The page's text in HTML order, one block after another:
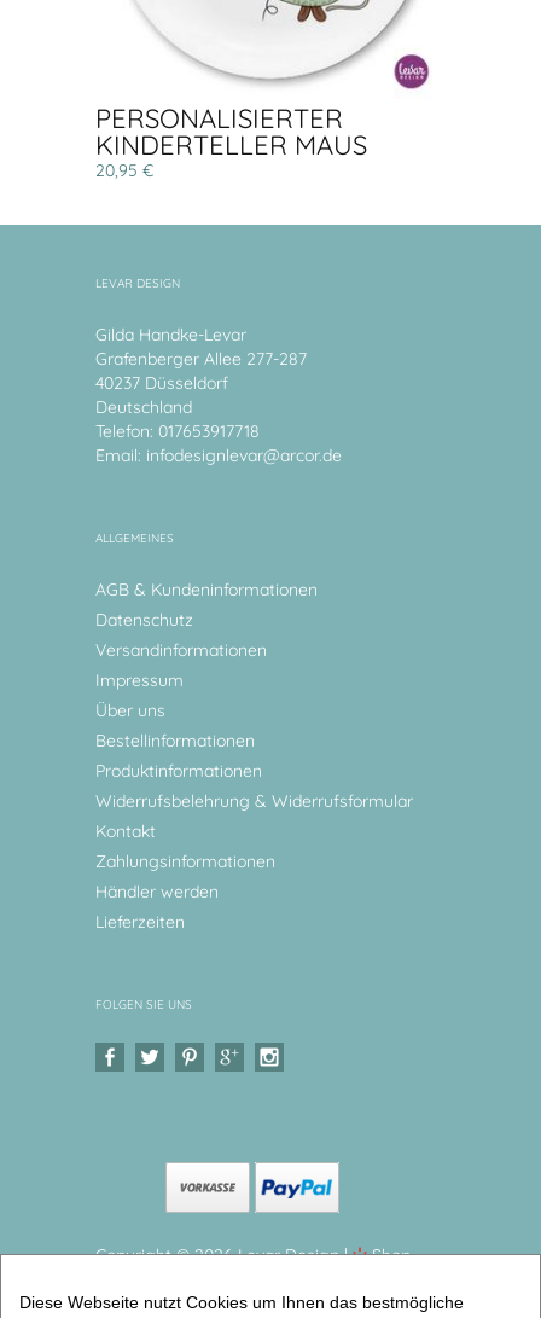
PERSONALISIERTER
KINDERTELLER MAUS
20,95 €
LEVAR DESIGN
Gilda Handke-Levar
Grafenberger Allee 277-287
40237 Düsseldorf
Deutschland
Telefon: 017653917718
Email: infodesignlevar@arcor.de
ALLGEMEINES
AGB & Kundeninformationen
Datenschutz
Versandinformationen
Impressum
Über uns
Bestellinformationen
Produktinformationen
Widerrufsbelehrung & Widerrufsformular
Kontakt
Zahlungsinformationen
Händler werden
Lieferzeiten
FOLGEN SIE UNS
Copyright © 2026 Levar Design |
Shop
Geschenk Geburt & Taufe. Kindergeschirr Prinzessin
Diese Webseite nutzt Cookies um Ihnen das bestmögliche